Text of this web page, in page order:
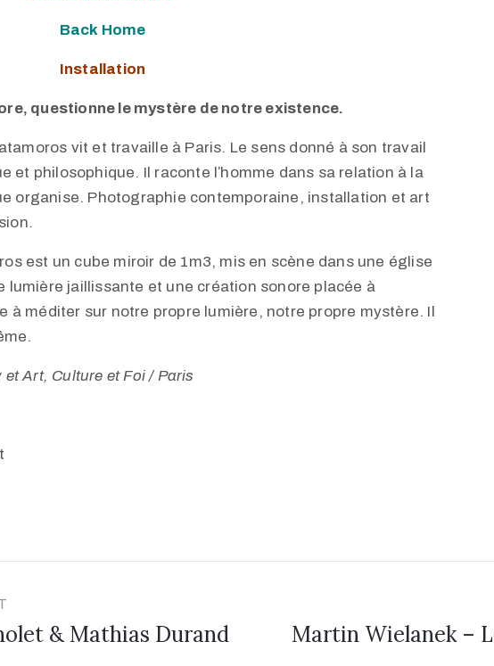
Back Home
Installation
questionne le mystère de notre existence.
vit et travaille à Paris. Le sens donné à son travail
et philosophique. Il raconte lʼhomme dans sa relation à la
organise. Photographie contemporaine, installation et art
est un cube miroir de 1m3, mis en scène dans une église
lumière jaillissante et une création sonore placée à
à méditer sur notre propre lumière, notre propre mystère. Il
Art, Culture et Foi / Paris
& Mathias Durand
Martin Wielanek –